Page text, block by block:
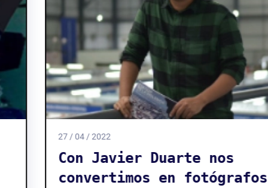
27 / 04 / 2022
Con Javier Duarte nos
convertimos en fotógrafos